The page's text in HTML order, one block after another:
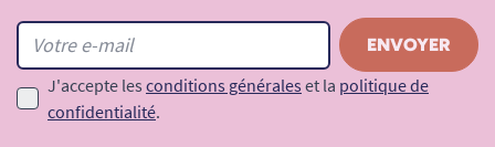
J'accepte les conditions générales et la politique de
confidentialité.